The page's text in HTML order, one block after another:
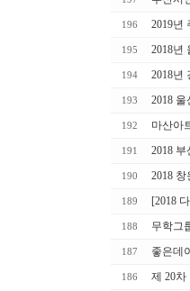
196 2019년
195 2018년
194 2018년
193 2018
192 마산아
191 2018
190 2018
189 [2018
188 무학그
187 좋은데
186 제 20차